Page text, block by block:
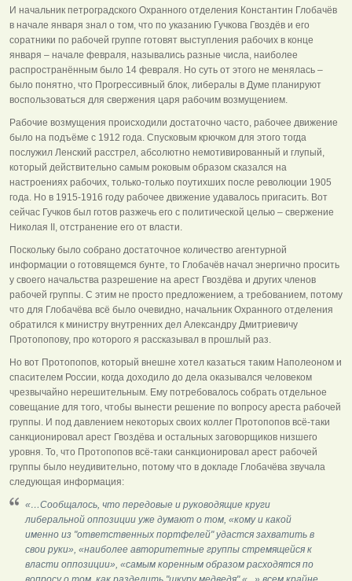
И начальник петроградского Охранного отделения Константин Глобачёв
в начале января знал о том, что по указанию Гучкова Гвоздёв и его
соратники по рабочей группе готовят выступления рабочих в конце
января – начале февраля, назывались разные числа, наиболее
распространённым было 14 февраля. Но суть от этого не менялась –
было понятно, что Прогрессивный блок, либералы в Думе планируют
воспользоваться для свержения царя рабочим возмущением.
Рабочие возмущения происходили достаточно часто, рабочее движение
было на подъёме с 1912 года. Спусковым крючком для этого тогда
послужил Ленский расстрел, абсолютно немотивированный и глупый,
который действительно самым роковым образом сказался на
настроениях рабочих, только-только поутихших после революции 1905
года. Но в 1915-1916 году рабочее движение удавалось пригасить. Вот
сейчас Гучков был готов разжечь его с политической целью – свержение
Николая II, отстранение его от власти.
Поскольку было собрано достаточное количество агентурной
информации о готовящемся бунте, то Глобачёв начал энергично просить
у своего начальства разрешение на арест Гвоздёва и других членов
рабочей группы. С этим не просто предложением, а требованием, потому
что для Глобачёва всё было очевидно, начальник Охранного отделения
обратился к министру внутренних дел Александру Дмитриевичу
Протопопову, про которого я рассказывал в прошлый раз.
Но вот Протопопов, который внешне хотел казаться таким Наполеоном и
спасителем России, когда доходило до дела оказывался человеком
чрезвычайно нерешительным. Ему потребовалось собрать отдельное
совещание для того, чтобы вынести решение по вопросу ареста рабочей
группы. И под давлением некоторых своих коллег Протопопов всё-таки
санкционировал арест Гвоздёва и остальных заговорщиков низшего
уровня. То, что Протопопов всё-таки санкционировал арест рабочей
группы было неудивительно, потому что в докладе Глобачёва звучала
следующая информация:
«…Сообщалось, что передовые и руководящие круги
либеральной оппозиции уже думают о том, «кому и какой
именно из "ответственных портфелей" удастся захватить в
свои руки», «наиболее авторитетные группы стремящейся к
власти оппозиции», «самым коренным образом расходятся по